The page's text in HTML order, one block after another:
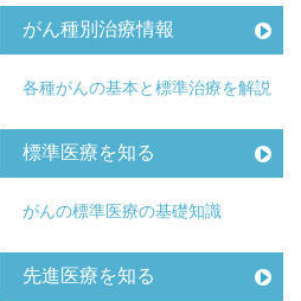
がん種別治療情報
各種がんの基本と標準治療を解説
標準医療を知る
がんの標準医療の基礎知識
先進医療を知る